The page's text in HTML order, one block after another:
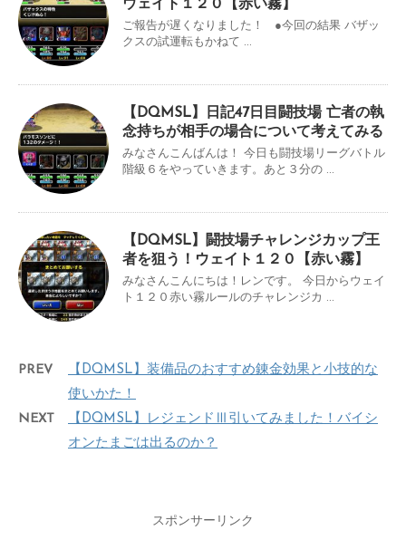
ウェイト１２０【赤い霧】
ご報告が遅くなりました！ ●今回の結果 バザッ
クスの試運転もかねて ...
【DQMSL】日記47日目闘技場 亡者の執
念持ちが相手の場合について考えてみる
みなさんこんばんは！ 今日も闘技場リーグバトル
階級６をやっていきます。あと３分の ...
【DQMSL】闘技場チャレンジカップ王
者を狙う！ウェイト１２０【赤い霧】
みなさんこんにちは！レンです。 今日からウェイ
ト１２０赤い霧ルールのチャレンジカ ...
PREV
【DQMSL】装備品のおすすめ錬金効果と小技的な
使いかた！
NEXT
【DQMSL】レジェンドⅢ引いてみました！バイシ
オンたまごは出るのか？
スポンサーリンク